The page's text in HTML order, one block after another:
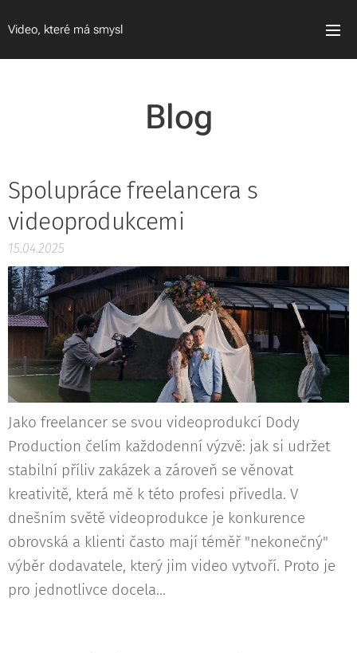
Video, které má smysl
Blog
Spolupráce freelancera s
videoprodukcemi
15.04.2025
Jako freelancer se svou videoprodukcí Dody
Production čelím každodenní výzvě: jak si udržet
stabilní příliv zakázek a zároveň se věnovat
kreativitě, která mě k této profesi přivedla. V
dnešním světě videoprodukce je konkurence
obrovská a klienti často mají téměř "nekonečný"
výběr dodavatele, který jim video vytvoří. Proto je
pro jednotlivce docela...